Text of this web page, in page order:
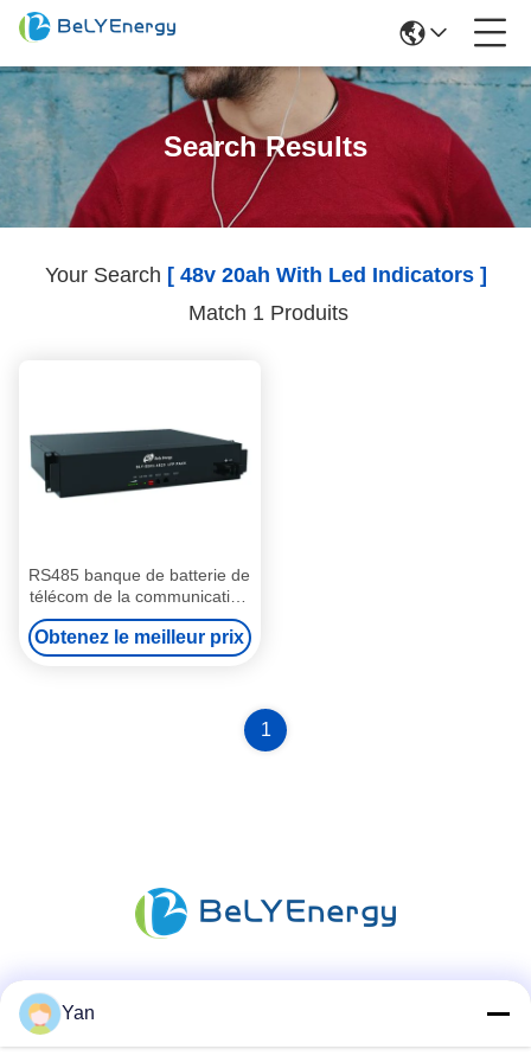
Search Results
Your Search [ 48v 20ah With Led Indicators ]
Match 1 Produits
RS485 banque de batterie de
télécom de la communication
LiFePO4 48V 20Ah avec des
indicateurs de LED
Obtenez le meilleur prix
1
Yan